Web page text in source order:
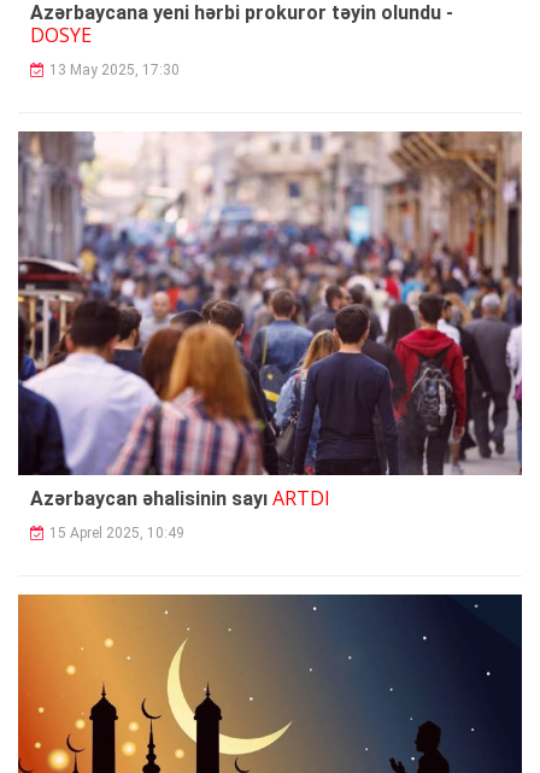
Azərbaycana yeni hərbi prokuror təyin olundu -
DOSYE
13 May 2025, 17:30
Azərbaycan əhalisinin sayı ARTDI
15 Aprel 2025, 10:49